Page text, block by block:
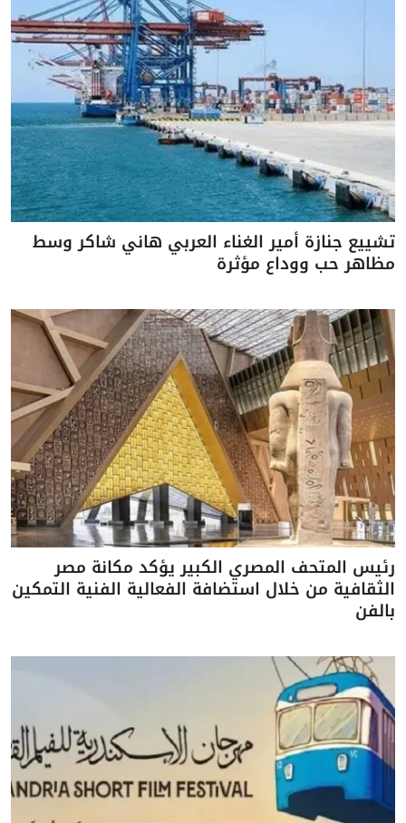
تشييع جنازة أمير الغناء العربي هاني شاكر وسط
مظاهر حب ووداع مؤثرة
رئيس المتحف المصري الكبير يؤكد مكانة مصر
الثقافية من خلال استضافة الفعالية الفنية التمكين
بالفن